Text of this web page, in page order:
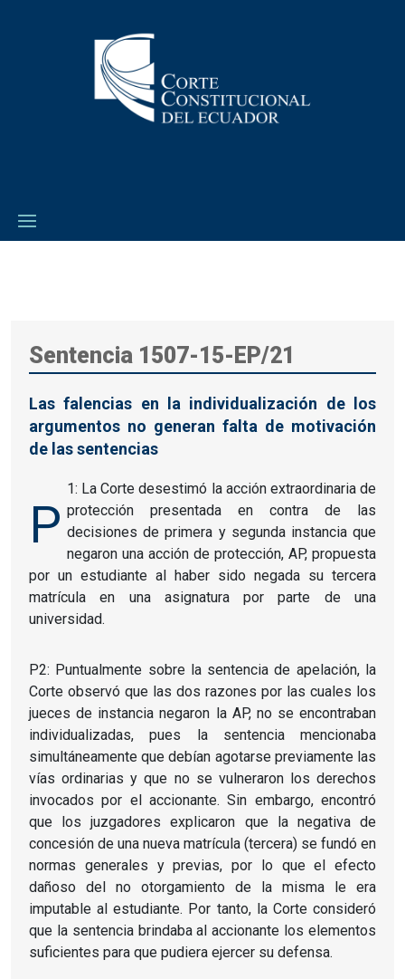
Sentencia 1507-15-EP/21
Las falencias en la individualización de los
argumentos no generan falta de motivación
de las sentencias
P
1: La Corte desestimó la acción extraordinaria de
protección presentada en contra de las
decisiones de primera y segunda instancia que
negaron una acción de protección, AP, propuesta
por un estudiante al haber sido negada su tercera
matrícula en una asignatura por parte de una
universidad.
P2: Puntualmente sobre la sentencia de apelación, la
Corte observó que las dos razones por las cuales los
jueces de instancia negaron la AP, no se encontraban
individualizadas, pues la sentencia mencionaba
simultáneamente que debían agotarse previamente las
vías ordinarias y que no se vulneraron los derechos
invocados por el accionante. Sin embargo, encontró
que los juzgadores explicaron que la negativa de
concesión de una nueva matrícula (tercera) se fundó en
normas generales y previas, por lo que el efecto
dañoso del no otorgamiento de la misma le era
imputable al estudiante. Por tanto, la Corte consideró
que la sentencia brindaba al accionante los elementos
suficientes para que pudiera ejercer su defensa.